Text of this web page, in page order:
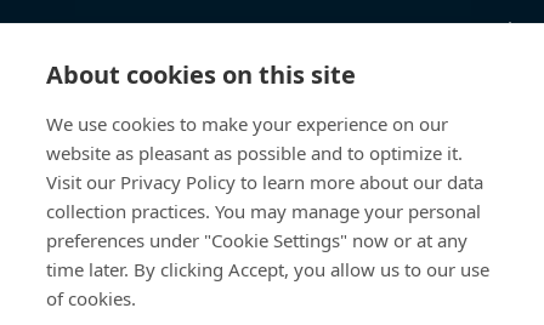
About cookies on this site
We use cookies to make your experience on our
website as pleasant as possible and to optimize it.
Visit our Privacy Policy to learn more about our data
collection practices. You may manage your personal
preferences under "Cookie Settings" now or at any
time later. By clicking Accept, you allow us to our use
of cookies.
Centre de connaissances
Qui sommes-nous
Bossard France
14, rue des Tuileries
67460 Souffelweyersheim